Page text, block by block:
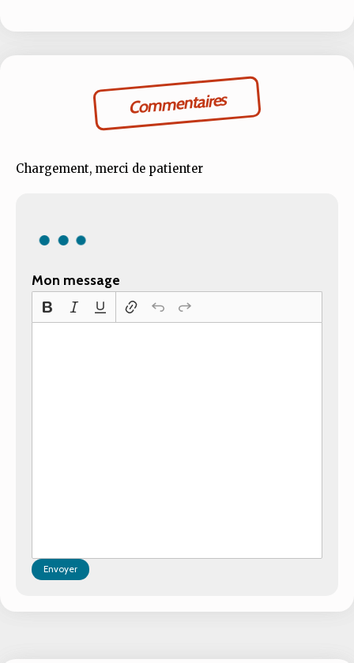
Commentaires
Chargement, merci de patienter
Mon message
Envoyer